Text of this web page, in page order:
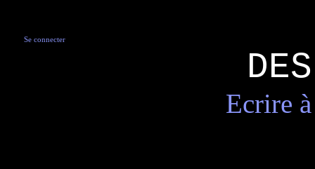
Se connecter
Ecrire